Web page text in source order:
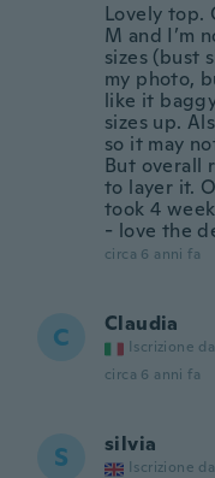
Lovely top.
M and I’m
sizes (bust
my photo,
like it
sizes up.
so it may
But overall
to layer it.
took 4
- love the
circa 6 anni fa
C Claudia
Iscrizione
circa 6 anni fa
S silvia
Iscrizione